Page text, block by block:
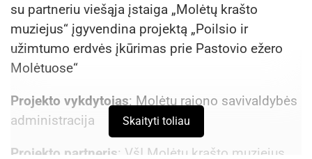
su partneriu viešąja įstaiga „Molėtų krašto
muziejus“ įgyvendina projektą „Poilsio ir
užimtumo erdvės įkūrimas prie Pastovio ežero
Molėtuose“
Projekto vykdytojas: Molėtų rajono savivaldybės
administracija
Projekto partneris: VšĮ Molėtų krašto muziejus
Skaityti toliau